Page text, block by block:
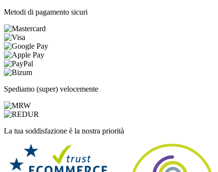
Metodi di pagamento sicuri
Spediamo (super) velocemente
La tua soddisfazione è la nostra priorità